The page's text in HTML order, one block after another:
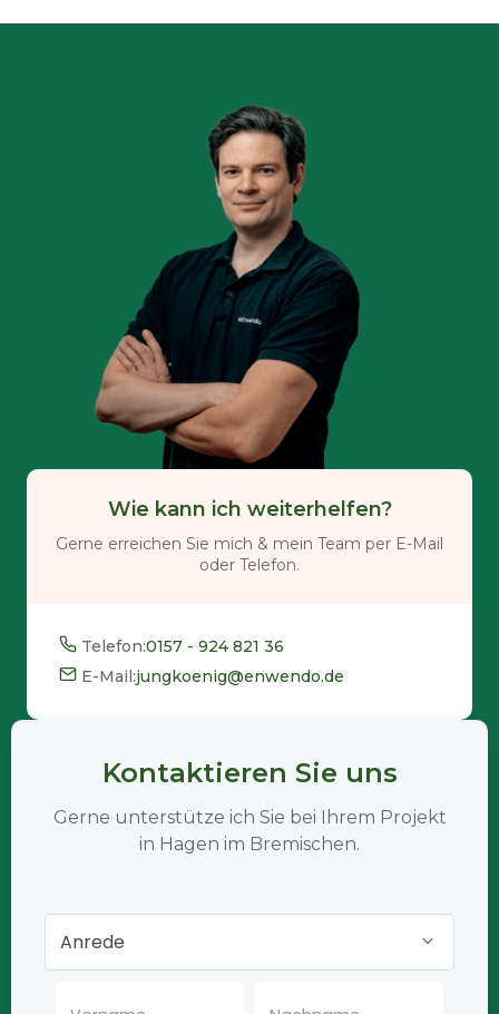
Wie kann ich weiterhelfen?
Gerne erreichen Sie mich & mein Team per E-Mail
oder Telefon.
Telefon:0157 - 924 821 36
E-Mail:jungkoenig@enwendo.de
Kontaktieren Sie uns
Gerne unterstütze ich Sie bei Ihrem Projekt
in Hagen im Bremischen.